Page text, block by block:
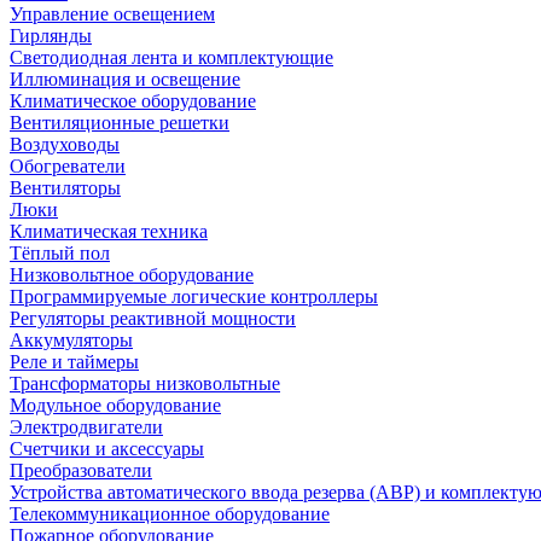
Управление освещением
Гирлянды
Светодиодная лента и комплектующие
Иллюминация и освещение
Климатическое оборудование
Вентиляционные решетки
Воздуховоды
Обогреватели
Вентиляторы
Люки
Климатическая техника
Тёплый пол
Низковольтное оборудование
Программируемые логические контроллеры
Регуляторы реактивной мощности
Аккумуляторы
Реле и таймеры
Трансформаторы низковольтные
Модульное оборудование
Электродвигатели
Счетчики и аксессуары
Преобразователи
Устройства автоматического ввода резерва (АВР) и
Телекоммуникационное оборудование
Пожарное оборудование